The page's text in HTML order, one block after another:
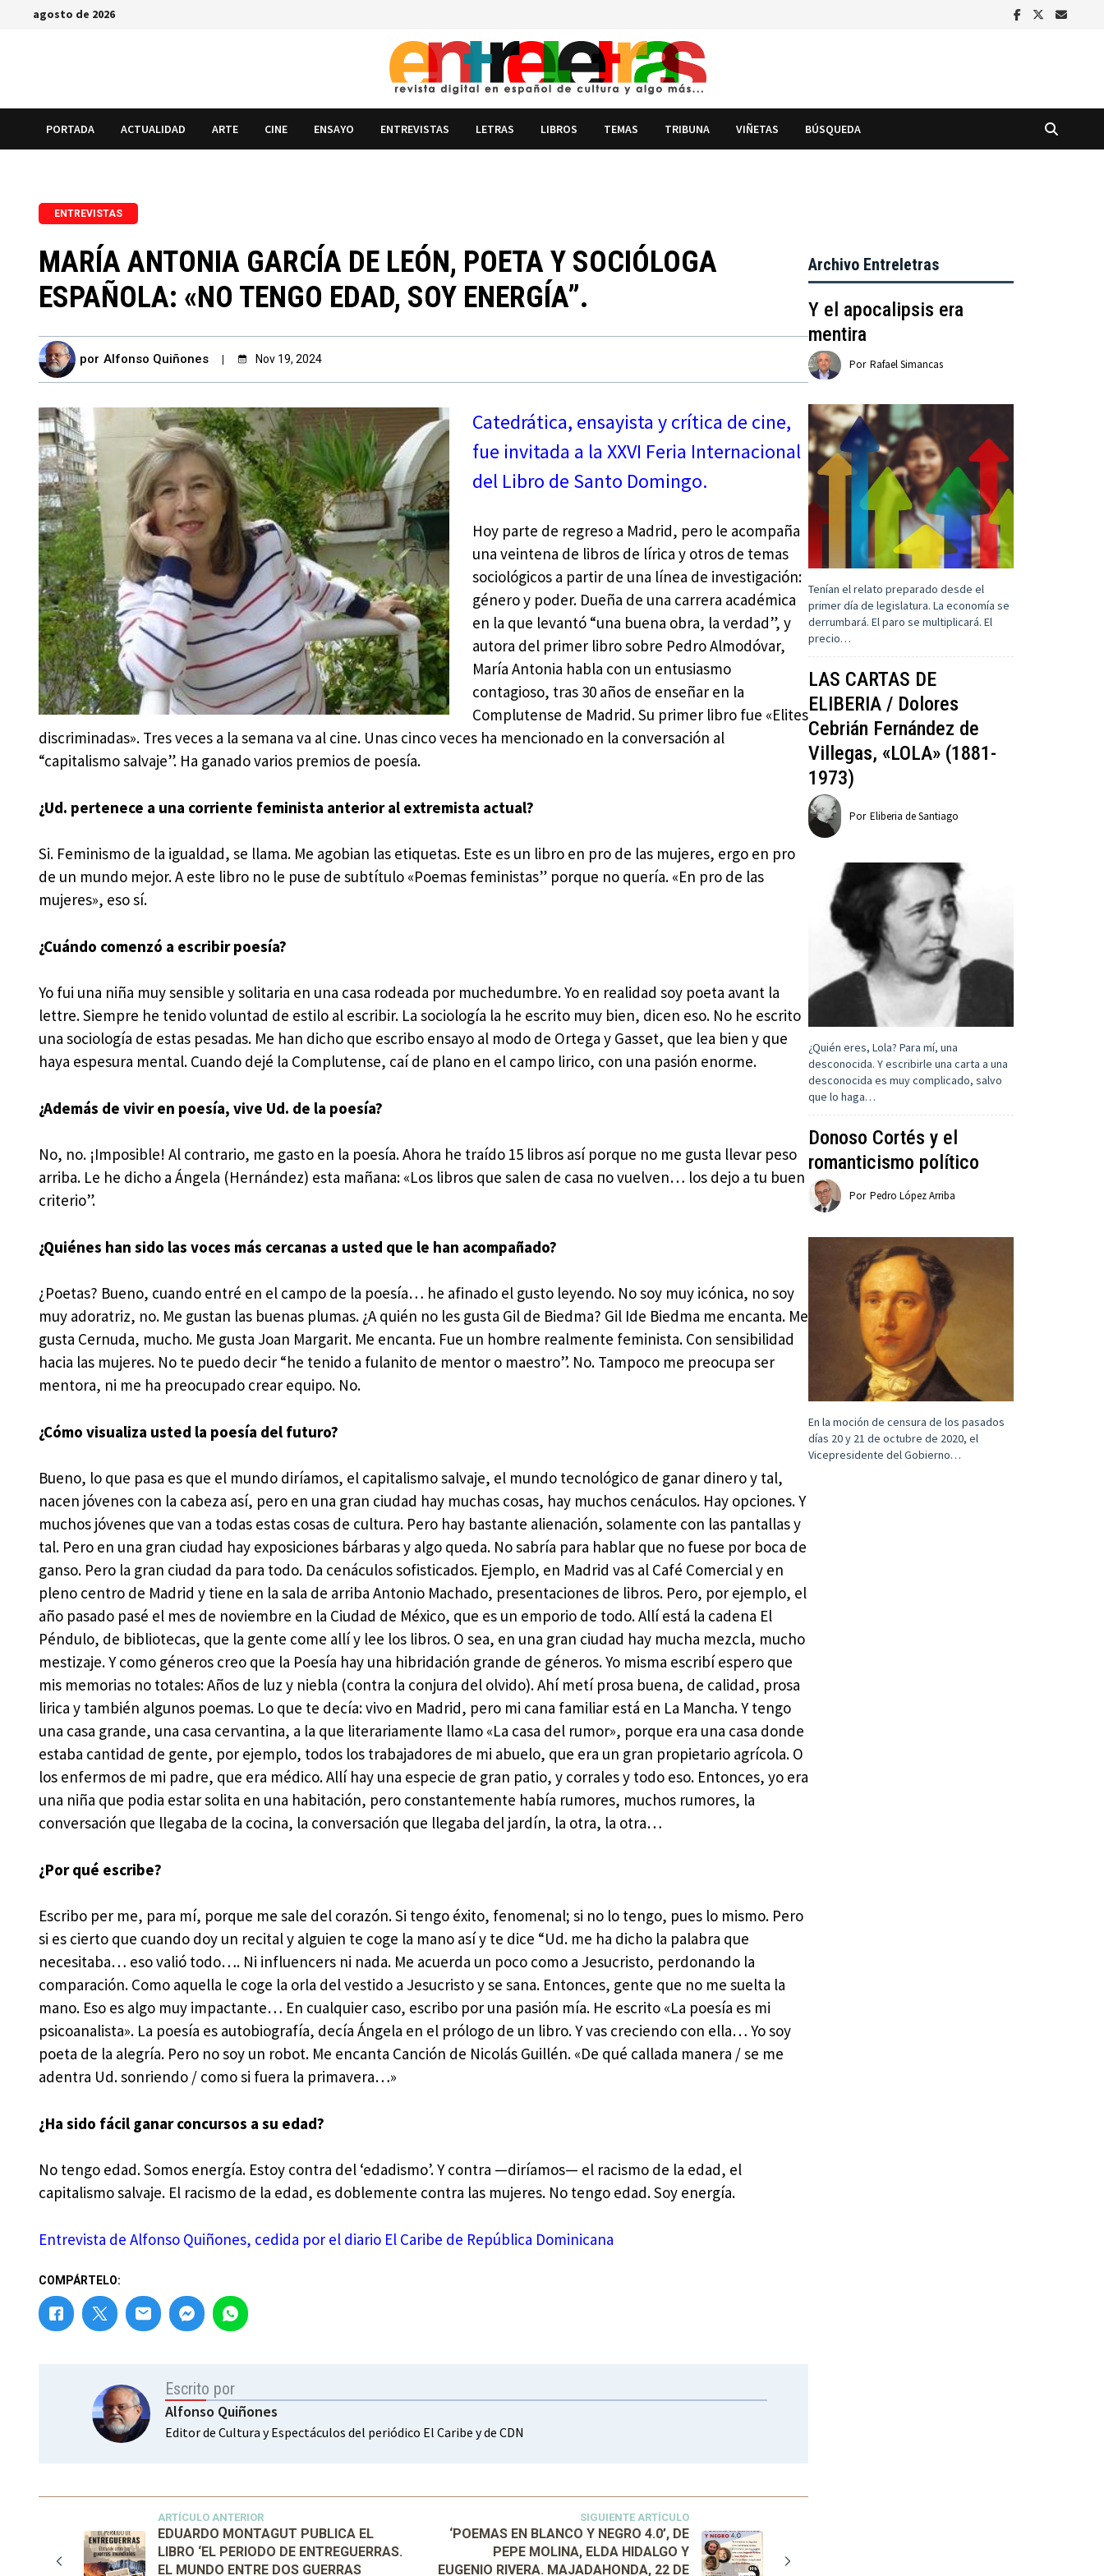
Saltaragosto de 2026
PORTADA ACTUALIDAD ARTE CINE ENSAYO ENTREVISTAS LETRAS LIBROS TEMAS TRIBUNA VIÑETAS BÚSQUEDA
ENTREVISTAS
MARÍA ANTONIA GARCÍA DE LEÓN, POETA Y SOCIÓLOGA
ESPAÑOLA: «NO TENGO EDAD, SOY ENERGÍA”.
por Alfonso Quiñones Nov 19, 2024
Catedrática, ensayista y crítica de cine,
fue invitada a la XXVI Feria Internacional
del Libro de Santo Domingo.
Hoy parte de regreso a Madrid, pero le acompaña
una veintena de libros de lírica y otros de temas
sociológicos a partir de una línea de investigación:
género y poder. Dueña de una carrera académica
en la que levantó “una buena obra, la verdad”, y
autora del primer libro sobre Pedro Almodóvar,
María Antonia habla con un entusiasmo
contagioso, tras 30 años de enseñar en la
Complutense de Madrid. Su primer libro fue «Elites
discriminadas». Tres veces a la semana va al cine. Unas cinco veces ha mencionado en la conversación al
“capitalismo salvaje”. Ha ganado varios premios de poesía.
¿Ud. pertenece a una corriente feminista anterior al extremista actual?
Si. Feminismo de la igualdad, se llama. Me agobian las etiquetas. Este es un libro en pro de las mujeres, ergo en pro
de un mundo mejor. A este libro no le puse de subtítulo «Poemas feministas” porque no quería. «En pro de las
mujeres», eso sí.
¿Cuándo comenzó a escribir poesía?
Yo fui una niña muy sensible y solitaria en una casa rodeada por muchedumbre. Yo en realidad soy poeta avant la
lettre. Siempre he tenido voluntad de estilo al escribir. La sociología la he escrito muy bien, dicen eso. No he escrito
una sociología de estas pesadas. Me han dicho que escribo ensayo al modo de Ortega y Gasset, que lea bien y que
haya espesura mental. Cuando dejé la Complutense, caí de plano en el campo lirico, con una pasión enorme.
¿Además de vivir en poesía, vive Ud. de la poesía?
No, no. ¡Imposible! Al contrario, me gasto en la poesía. Ahora he traído 15 libros así porque no me gusta llevar peso
arriba. Le he dicho a Ángela (Hernández) esta mañana: «Los libros que salen de cаsа по vuelven… los dejo a tu buen
criterio”.
¿Quiénes han sido las voces más cercanas a usted que le han acomраñado?
¿Poetas? Bueno, cuando entré en el campo de la poesía… he afinado el gusto leyendo. No soy muy icónica, no soy
muy adoratriz, no. Me gustan las buenas plumas. ¿A quién no les gusta Gil de Biedma? Gil Ide Biedma me encanta. Me
gusta Cernuda, mucho. Me gusta Joan Margarit. Me encanta. Fue un hombre realmente feminista. Con sensibilidad
hacia las mujeres. No te puedo decir “he tenido a fulanito de mentor o maestro”. No. Tampoco me preocupa ser
mentora, ni me ha preocupado crear equipo. No.
¿Cómo visualiza usted la poesía del futuro?
Bueno, lo que pasa es que el mundo diríamos, el capitalismo salvaje, el mundo tecnológico de ganar dinero y tal,
nacen jóvenes con la cabeza así, pero en una gran ciudad hay muchas cosas, hay muchos cenáculos. Hay opciones. Y
muchos jóvenes que van a todas estas cosas de cultura. Pero hay bastante alienación, solamente con las pantallas y
tal. Pero en una gran ciudad hay exposiciones bárbaras y algo queda. No sabría para hablar que no fuese por boca de
ganso. Pero la gran ciudad da para todo. Da cenáculos sofisticados. Ejemplo, en Madrid vas al Café Comercial y en
pleno centro de Madrid y tiene en la sala de arriba Antonio Machado, presentaciones de libros. Pero, por ejemplo, el
año pasado pasé el mes de noviembre en la Ciudad de México, que es un emporio de todo. Allí está la cadena El
Péndulo, de bibliotecas, que la gente come allí y lee los libros. O sea, en una gran ciudad hay mucha mezcla, mucho
mestizaje. Y como géneros creo que la Poesía hay una hibridación grande de géneros. Yo misma escribí espero que
mis memorias no totales: Años de luz y niebla (contra la conjura del olvido). Ahí metí prosa buena, de calidad, prosa
lirica y también algunos poemas. Lo que te decía: vivo en Madrid, pero mi cana familiar está en La Mancha. Y tengo
una casa grande, una casa cervantina, a la que literariamente llamo «La casa del rumor», porque era una casa donde
estaba cantidad de gente, por ejemplo, todos los trabajadores de mi abuelo, que era un gran propietario agrícola. O
los enfermos de mi padre, que era médico. Allí hay una especie de gran patio, y corrales y todo eso. Entonces, yo era
una niña que podia estar solita en una habitación, pero constantemente había rumores, muchos rumores, la
conversación que llegaba de la cocina, la conversación que llegaba del jardín, la otra, la otra…
¿Por qué escribe?
Escribo per me, para mí, porque me sale del corazón. Si tengo éxito, fenomenal; si no lo tengo, pues lo mismo. Pero
si es cierto que cuando doy un recital y alguien te coge la mano así y te dice “Ud. me ha dicho la palabra que
necesitaba… eso valió todo…. Ni influencers ni nada. Me acuerda un poco como a Jesucristo, perdonando la
comparación. Como aquella le coge la orla del vestido a Jesucristo y se sana. Entonces, gente que no me suelta la
mano. Eso es algo muy impactante… En cualquier caso, escribo por una pasión mía. He escrito «La poesía es mi
psicoanalista». La poesía es autobiografía, decía Ángela en el prólogo de un libro. Y vas creciendo con ella… Yo soy
poeta de la alegría. Pero no soy un robot. Me encanta Canción de Nicolás Guillén. «De qué callada manera / se me
adentra Ud. sonriendo / como si fuera la primavera…»
¿Ha sido fácil ganar concursos a su edad?
No tengo edad. Somos energía. Estoy contra del ‘edadismo’. Y contra —diríamos— el racismo de la edad, el
capitalismo salvaje. El racismo de la edad, es doblemente contra las mujeres. No tengo edad. Soy energía.
Entrevista de Alfonso Quiñones, cedida por el diario El Caribe de República Dominicana
COMPÁRTELO:
Escrito por
Alfonso Quiñones
Editor de Cultura y Espectáculos del periódico El Caribe y de CDN
ARTÍCULO ANTERIOR
EDUARDO MONTAGUT PUBLICA EL
LIBRO ‘EL PERIODO DE ENTREGUERRAS.
EL MUNDO ENTRE DOS GUERRAS
SIGUIENTE ARTÍCULO
‘POEMAS EN BLANCO Y NEGRO 4.0’, DE
PEPE MOLINA, ELDA HIDALGO Y
EUGENIO RIVERA. MAJADAHONDA, 22 DE
Archivo Entreletras
Y el apocalipsis era
mentira
Por Rafael Simancas
Tenían el relato preparado desde el
primer día de legislatura. La economía se
derrumbará. El paro se multiplicará. El
precio…
LAS CARTAS DE
ELIBERIA / Dolores
Cebrián Fernández de
Villegas, «LOLA» (1881-
1973)
Por Eliberia de Santiago
¿Quién eres, Lola? Para mí, una
desconocida. Y escribirle una carta a una
desconocida es muy complicado, salvo
que lo haga…
Donoso Cortés y el
romanticismo político
Por Pedro López Arriba
En la moción de censura de los pasados
días 20 y 21 de octubre de 2020, el
Vicepresidente del Gobierno…